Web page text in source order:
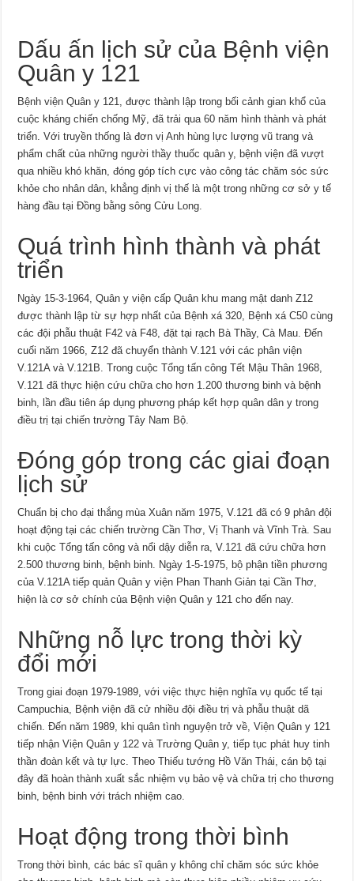
Dấu ấn lịch sử của Bệnh viện
Quân y 121
Bệnh viện Quân y 121, được thành lập trong bối cảnh gian khổ của
cuộc kháng chiến chống Mỹ, đã trải qua 60 năm hình thành và phát
triển. Với truyền thống là đơn vị Anh hùng lực lượng vũ trang và
phẩm chất của những người thầy thuốc quân y, bệnh viện đã vượt
qua nhiều khó khăn, đóng góp tích cực vào công tác chăm sóc sức
khỏe cho nhân dân, khẳng định vị thế là một trong những cơ sở y tế
hàng đầu tại Đồng bằng sông Cửu Long.
Quá trình hình thành và phát
triển
Ngày 15-3-1964, Quân y viện cấp Quân khu mang mật danh Z12
được thành lập từ sự hợp nhất của Bệnh xá 320, Bệnh xá C50 cùng
các đội phẫu thuật F42 và F48, đặt tại rạch Bà Thầy, Cà Mau. Đến
cuối năm 1966, Z12 đã chuyển thành V.121 với các phân viện
V.121A và V.121B. Trong cuộc Tổng tấn công Tết Mậu Thân 1968,
V.121 đã thực hiện cứu chữa cho hơn 1.200 thương binh và bệnh
binh, lần đầu tiên áp dụng phương pháp kết hợp quân dân y trong
điều trị tại chiến trường Tây Nam Bộ.
Đóng góp trong các giai đoạn
lịch sử
Chuẩn bị cho đại thắng mùa Xuân năm 1975, V.121 đã có 9 phân đội
hoạt động tại các chiến trường Cần Thơ, Vị Thanh và Vĩnh Trà. Sau
khi cuộc Tổng tấn công và nổi dậy diễn ra, V.121 đã cứu chữa hơn
2.500 thương binh, bệnh binh. Ngày 1-5-1975, bộ phận tiền phương
của V.121A tiếp quản Quân y viện Phan Thanh Giản tại Cần Thơ,
hiện là cơ sở chính của Bệnh viện Quân y 121 cho đến nay.
Những nỗ lực trong thời kỳ
đổi mới
Trong giai đoạn 1979-1989, với việc thực hiện nghĩa vụ quốc tế tại
Campuchia, Bệnh viện đã cử nhiều đội điều trị và phẫu thuật dã
chiến. Đến năm 1989, khi quân tình nguyện trở về, Viện Quân y 121
tiếp nhận Viện Quân y 122 và Trường Quân y, tiếp tục phát huy tinh
thần đoàn kết và tự lực. Theo Thiếu tướng Hồ Văn Thái, cán bộ tại
đây đã hoàn thành xuất sắc nhiệm vụ bảo vệ và chữa trị cho thương
binh, bệnh binh với trách nhiệm cao.
Hoạt động trong thời bình
Trong thời bình, các bác sĩ quân y không chỉ chăm sóc sức khỏe